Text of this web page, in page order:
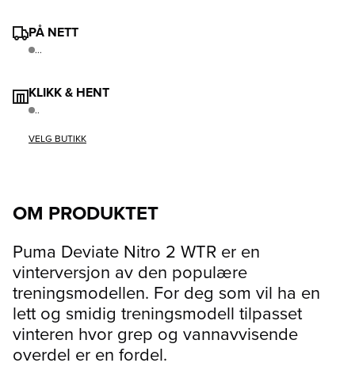
PÅ NETT
...
KLIKK & HENT
..
VELG BUTIKK
OM PRODUKTET
Puma Deviate Nitro 2 WTR er en
vinterversjon av den populære
treningsmodellen. For deg som vil ha en
lett og smidig treningsmodell tilpasset
vinteren hvor grep og vannavvisende
overdel er en fordel.